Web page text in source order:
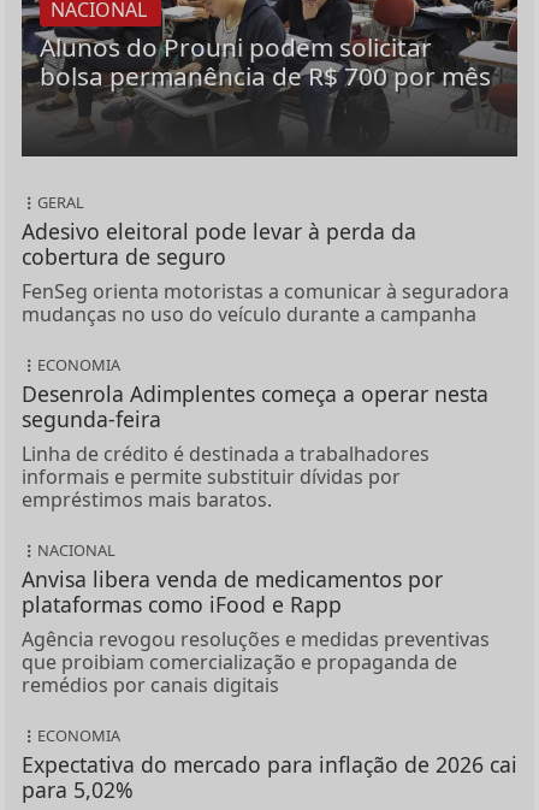
NACIONAL
Alunos do Prouni podem solicitar
bolsa permanência de R$ 700 por mês
GERAL
Adesivo eleitoral pode levar à perda da
cobertura de seguro
FenSeg orienta motoristas a comunicar à seguradora
mudanças no uso do veículo durante a campanha
ECONOMIA
Desenrola Adimplentes começa a operar nesta
segunda-feira
Linha de crédito é destinada a trabalhadores
informais e permite substituir dívidas por
empréstimos mais baratos.
NACIONAL
Anvisa libera venda de medicamentos por
plataformas como iFood e Rapp
Agência revogou resoluções e medidas preventivas
que proibiam comercialização e propaganda de
remédios por canais digitais
ECONOMIA
Expectativa do mercado para inflação de 2026 cai
para 5,02%